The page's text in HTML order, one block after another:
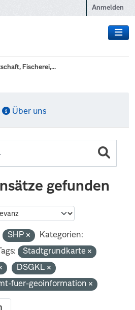
Anmelden
Fischerei,...
Über uns
gefunden
SHP
Kategorien:
Tags:
Stadtgrundkarte
DSGKL
fuer-geoinformation